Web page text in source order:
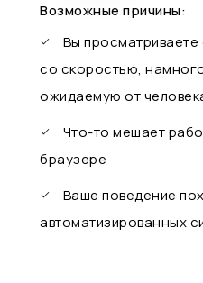
Возможные причины:
Вы просматриваете
со скоростью,
ожидаемую от
Что-то мешает
браузере
Ваше поведение
автоматизированных